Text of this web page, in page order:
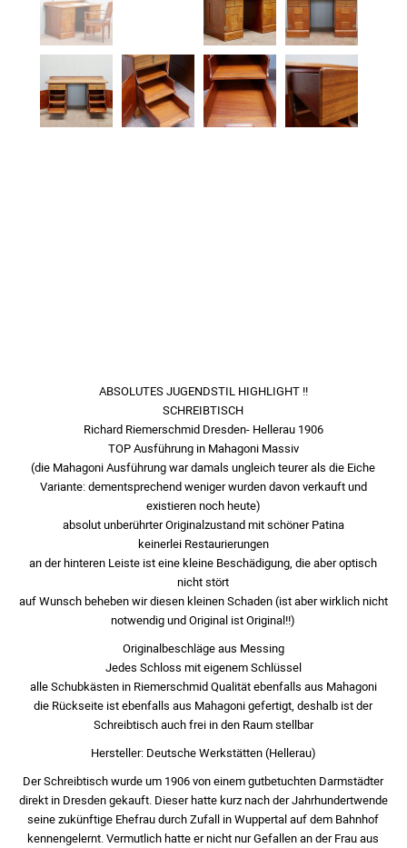
ABSOLUTES JUGENDSTIL HIGHLIGHT !!
SCHREIBTISCH
Richard Riemerschmid Dresden- Hellerau 1906
TOP Ausführung in Mahagoni Massiv
(die Mahagoni Ausführung war damals ungleich teurer als die Eiche
Variante: dementsprechend weniger wurden davon verkauft und
existieren noch heute)
absolut unberührter Originalzustand mit schöner Patina
keinerlei Restaurierungen
an der hinteren Leiste ist eine kleine Beschädigung, die aber optisch
nicht stört
auf Wunsch beheben wir diesen kleinen Schaden (ist aber wirklich nicht
notwendig und Original ist Original!!)
Originalbeschläge aus Messing
Jedes Schloss mit eigenem Schlüssel
alle Schubkästen in Riemerschmid Qualität ebenfalls aus Mahagoni
die Rückseite ist ebenfalls aus Mahagoni gefertigt, deshalb ist der
Schreibtisch auch frei in den Raum stellbar
Hersteller: Deutsche Werkstätten (Hellerau)
Der Schreibtisch wurde um 1906 von einem gutbetuchten Darmstädter
direkt in Dresden gekauft. Dieser hatte kurz nach der Jahrhundertwende
seine zukünftige Ehefrau durch Zufall in Wuppertal auf dem Bahnhof
kennengelernt. Vermutlich hatte er nicht nur Gefallen an der Frau aus